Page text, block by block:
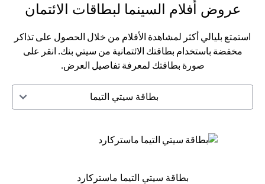
عروض أفلام السينما لبطاقات الائتمان
استمتع بليالي أكثر لمشاهدة الأفلام من خلال الحصول على تذاكر
مخفضة باستخدام بطاقتك الائتمانية من سيتي بنك. انقر على
صورة بطاقتك لمعرفة تفاصيل العرض.
بطاقة سيتي التيما
بطاقة سيتي التيما ماستركارد